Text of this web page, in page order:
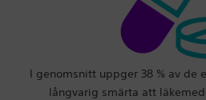
I genomsnitt uppger 38 % av de
långvarig smärta att